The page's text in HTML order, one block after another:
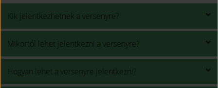
Kik jelentkezhetnek a versenyre?
Mikortól lehet jelentkezni a versenyre?
Hogyan lehet a versenyre jelentkezni?